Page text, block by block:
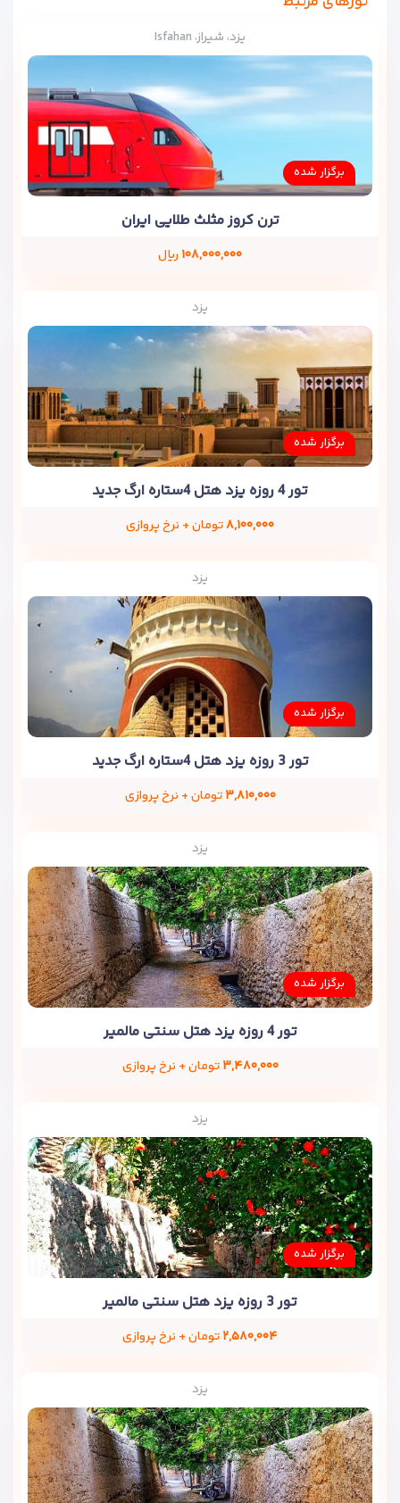
یزد، شیراز، Isfahan
برگزار شده
ترن کروز مثلث طلایی ایران
۱۰۸,۰۰۰,۰۰۰ ریال
یزد
برگزار شده
تور 4 روزه یزد هتل 4ستاره ارگ جدید
۸,۱۰۰,۰۰۰تومان + نرخ پروازی
یزد
برگزار شده
تور 3 روزه یزد هتل 4ستاره ارگ جدید
۳,۸۱۰,۰۰۰تومان + نرخ پروازی
یزد
برگزار شده
تور 4 روزه یزد هتل سنتی مالمیر
۳,۴۸۰,۰۰۰تومان + نرخ پروازی
یزد
برگزار شده
تور 3 روزه یزد هتل سنتی مالمیر
۲,۵۸۰,۰۰۴تومان + نرخ پروازی
یزد